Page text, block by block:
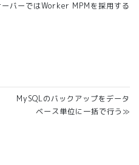
バーではWorker MPMを採用する
MySQLのバックアップをデータ
ベース単位に一括で行う≫